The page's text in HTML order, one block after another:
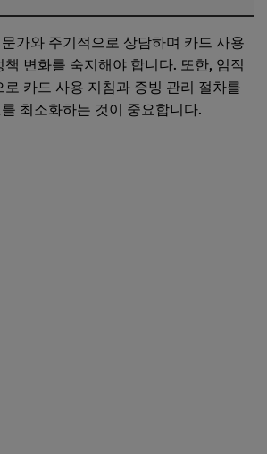
가와 주기적으로 상담하며 카드 사용
변화를 숙지해야 합니다. 또한, 임직
카드 사용 지침과 증빙 관리 절차를
최소화하는 것이 중요합니다.